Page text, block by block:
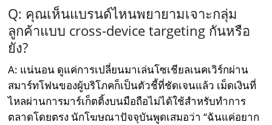
Q: คุณเห็นแบรนด์ไหนพยายามเจาะกลุ่ม
ลูกค้าแบบ cross-device targeting กันหรือ
ยัง?
A: แน่นอน ดูแค่การเปลี่ยนมาเล่นโซเชียลเนคเวิร์กผ่าน
สมาร์ทโฟนของผู้บริโภคก็เป็นตัวชี้ที่ชัดเจนแล้ว เม็ดเงินที่
ไหลผ่านการมาร์เก็ตติ้งบนมือถือไม่ได้ใช้สำหรับทำการ
ตลาดโดยตรง นักโฆษณาปัจจุบันพูดเสมอว่า “ฉันแค่อยาก